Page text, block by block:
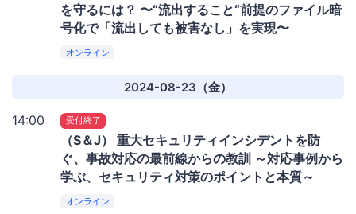
を守るには？ 〜“流出すること“前提のファイル暗
号化で「流出しても被害なし」を実現〜
オンライン
2024-08-23（金）
14:00 受付終了
（S＆J） 重大セキュリティインシデントを防
ぐ、事故対応の最前線からの教訓 ～対応事例から
学ぶ、セキュリティ対策のポイントと本質～
オンライン